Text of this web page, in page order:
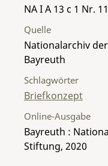
NA I A 13 c 1 Nr. 11
Quelle
Nationalarchiv
Bayreuth
Schlagwörter
Briefkonzept
Online-Ausgabe
Bayreuth :
Stiftung, 2020